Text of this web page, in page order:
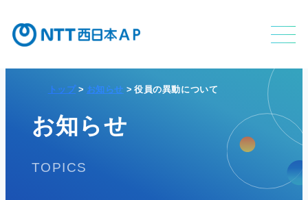
お知らせ
TOPICS
トップ お知らせ 役員の異動について